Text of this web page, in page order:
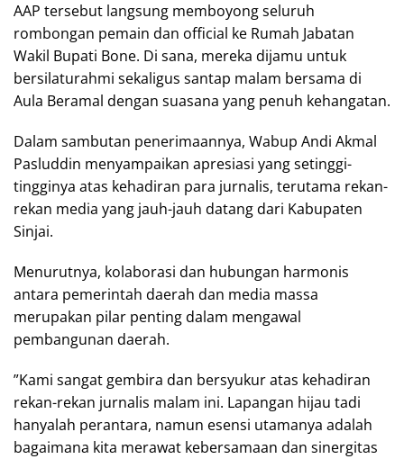
AAP tersebut langsung memboyong seluruh
rombongan pemain dan official ke Rumah Jabatan
Wakil Bupati Bone. Di sana, mereka dijamu untuk
bersilaturahmi sekaligus santap malam bersama di
Aula Beramal dengan suasana yang penuh kehangatan.
​Dalam sambutan penerimaannya, Wabup Andi Akmal
Pasluddin menyampaikan apresiasi yang setinggi-
tingginya atas kehadiran para jurnalis, terutama rekan-
rekan media yang jauh-jauh datang dari Kabupaten
Sinjai.
Menurutnya, kolaborasi dan hubungan harmonis
antara pemerintah daerah dan media massa
merupakan pilar penting dalam mengawal
pembangunan daerah.
​”Kami sangat gembira dan bersyukur atas kehadiran
rekan-rekan jurnalis malam ini. Lapangan hijau tadi
hanyalah perantara, namun esensi utamanya adalah
bagaimana kita merawat kebersamaan dan sinergitas